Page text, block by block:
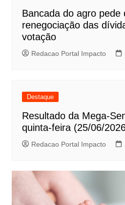
Bancada do agro pede
renegociação das
votação
Redacao Portal Impacto
Destaque
Resultado da Mega-
quinta-feira (25/06/
Redacao Portal Impacto